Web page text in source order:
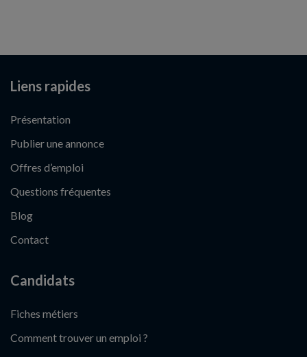
Liens rapides
Présentation
Publier une annonce
Offres d’emploi
Questions fréquentes
Blog
Contact
Candidats
Fiches métiers
Comment trouver un emploi ?